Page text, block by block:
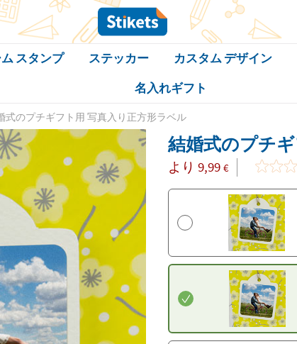
スタンプ ステッカー カスタム デザイン
名入れギフト
式のプチギフト用 写真入り正方形ラベル
結婚式のプチ
より 9,99 €